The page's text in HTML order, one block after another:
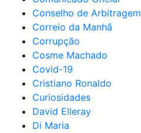
Conselho de Arbitragem
Correio da Manhã
Corrupção
Cosme Machado
Covid-19
Cristiano Ronaldo
Curiosidades
David Elleray
Di Maria